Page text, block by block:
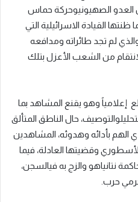
العدو الصهيونيوحركة حماس
ظنتها القيادة الاسرائيلية التي
لم تجد طائراته ومدافعه
من الشعب الأعزل بتلك
إعلامياً وهو يقنع المشاهد بما
والتوصيف، حال الناطق المتألق
الهم بأدائه وهدوئه، المشاهدين
وقضيتها العادلة، فيما
نتانياهو والزج به فيالسجن،
حرب